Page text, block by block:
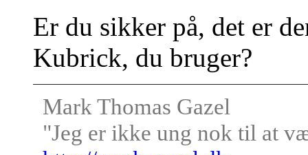
Er du sikker på, det er
Kubrick, du bruger?
Mark Thomas Gazel
"Jeg er ikke ung nok til at